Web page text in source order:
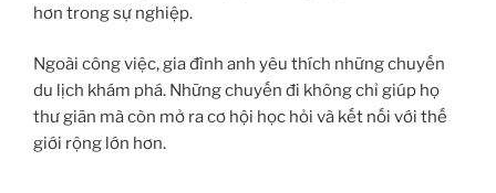
hơn trong sự nghiệp.
Ngoài công việc, gia đình anh yêu thích những chuyến
du lịch khám phá. Những chuyến đi không chỉ giúp họ
thư giãn mà còn mở ra cơ hội học hỏi và kết nối với thế
giới rộng lớn hơn.